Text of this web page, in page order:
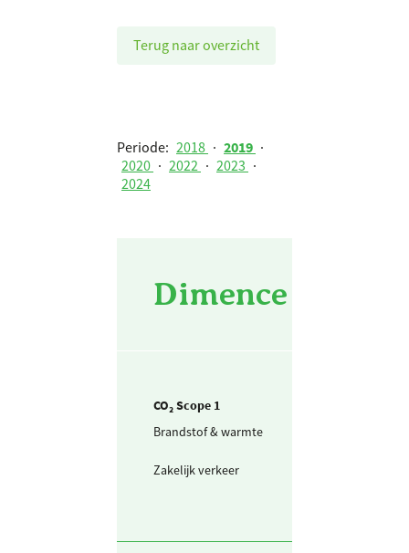
Terug naar overzicht
Periode: 2018 · 2019 ·
2020 · 2022 · 2023 ·
2024
Dimence Groep
CO₂ Scope 1
Brandstof & warmte
Zakelijk verkeer